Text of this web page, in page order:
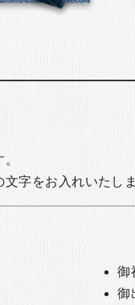
字をお入れいたしま
御
御